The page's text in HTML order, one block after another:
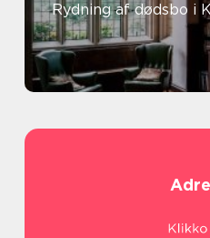
Rydning af dødsbo i